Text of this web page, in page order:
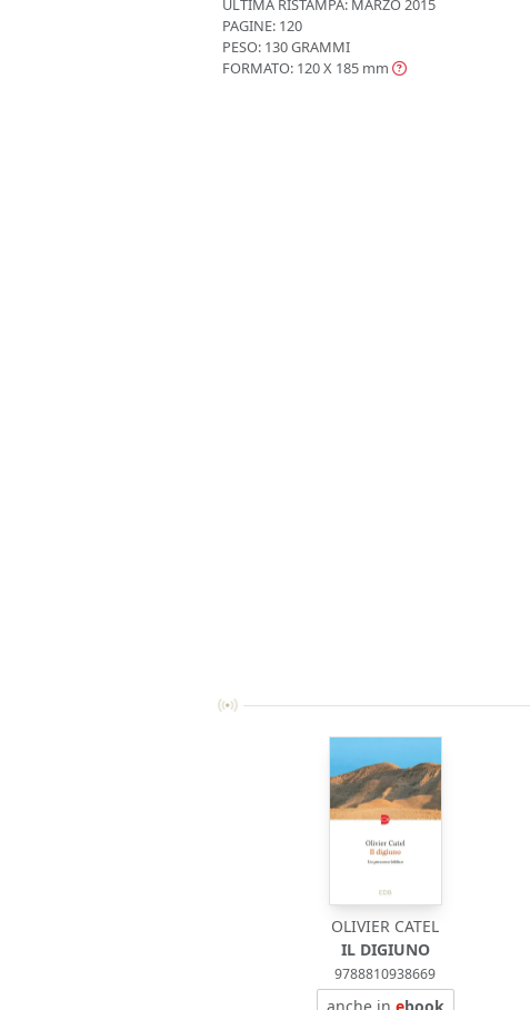
ULTIMA RISTAMPA: MARZO 2015
PAGINE: 120
PESO: 130 GRAMMI
FORMATO: 120 X 185 mm
OLIVIER CATEL
IL DIGIUNO
9788810938669